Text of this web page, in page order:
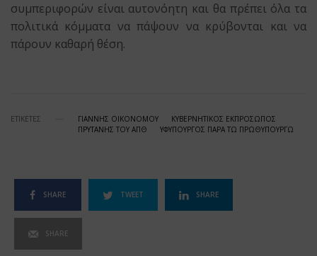
συμπεριφορών είναι αυτονόητη και θα πρέπει όλα τα
πολιτικά κόμματα να πάψουν να κρύβονται και να
πάρουν καθαρή θέση.
ΕΤΙΚΕΤΕΣ ΓΙΑΝΝΗΣ ΟΙΚΟΝΟΜΟΥ
ΚΥΒΕΡΝΗΤΙΚΟΣ ΕΚΠΡΟΣΩΠΟΣ
ΠΡΥΤΑΝΗΣ ΤΟΥ ΑΠΘ
ΥΦΥΠΟΥΡΓΟΣ ΠΑΡΑ ΤΩ ΠΡΩΘΥΠΟΥΡΓΩ
SHARE TWEET SHARE
SHARE